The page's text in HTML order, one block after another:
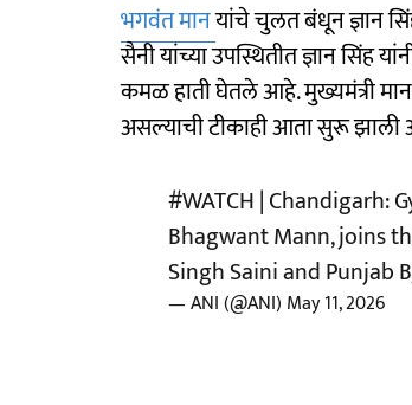
भगवंत मानयांचे चुलत बंधून ज्ञान
सैनी यांच्या उपस्थितीत ज्ञान सिंह
कमळ हाती घेतले आहे. मुख्यमंत्री
असल्याची टीकाही आता सुरू
#WATCH| Chandigarh:
Bhagwant Mann, joins
Singh Saini and Punjab
— ANI (@ANI) May 11, 2026